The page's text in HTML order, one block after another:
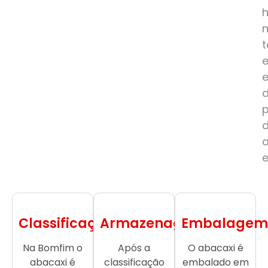
e
Classificação
Na Bomfim o
abacaxi é
Armazenagem
Após a
classificação
Embalagem
O abacaxi é
embalado em